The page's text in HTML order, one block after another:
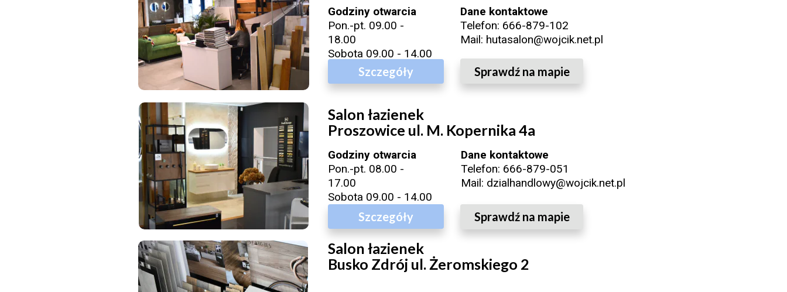
Szczegóły
Godziny otwarcia
Pon.-pt. 09.00 -
18.00
Sobota 09.00 - 14.00
Sprawdź na mapie
Dane kontaktowe
Telefon: 666-879-102
Mail: hutasalon@wojcik.net.pl
Szczegóły Sprawdź na mapie
Salon łazienek
Proszowice ul. M. Kopernika 4a
Salon łazienek
Busko Zdrój ul. Żeromskiego 2
Godziny otwarcia
Pon.-pt. 08.00 -
17.00
Sobota 09.00 - 14.00
Dane kontaktowe
Telefon: 666-879-051
Mail: dzialhandlowy@wojcik.net.pl